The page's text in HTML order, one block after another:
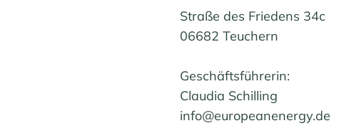
Straße des Friedens 34c
06682 Teuchern
Geschäftsführerin:
Claudia Schilling
info@europeanenergy.de